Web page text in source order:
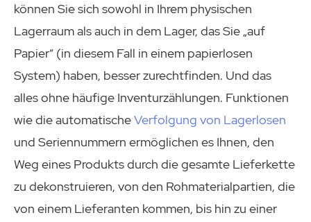
können Sie sich sowohl in Ihrem physischen
Lagerraum als auch in dem Lager, das Sie „auf
Papier“ (in diesem Fall in einem papierlosen
System) haben, besser zurechtfinden. Und das
alles ohne häufige Inventurzählungen. Funktionen
wie die automatischeVerfolgung von Lagerlosen
und Seriennummern ermöglichen es Ihnen, den
Weg eines Produkts durch die gesamte Lieferkette
zu dekonstruieren, von den Rohmaterialpartien, die
von einem Lieferanten kommen, bis hin zu einer